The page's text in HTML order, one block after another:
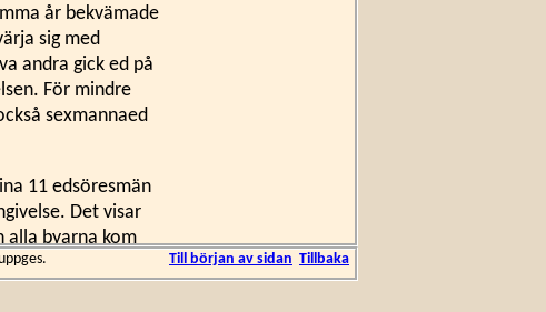
år bekvämade
sig med
andra gick ed på
För mindre
sexmannaed
11 edsöresmän
Det visar
alla byarna kom
Till början av sidan Tillbaka